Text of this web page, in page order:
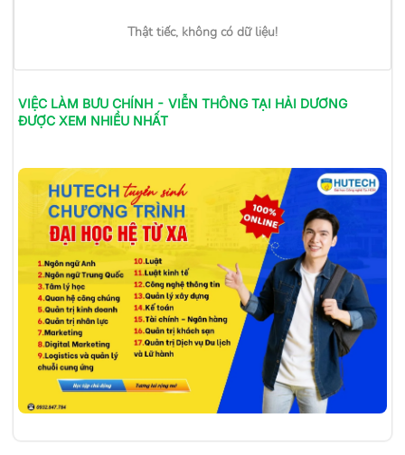
Thật tiếc, không có dữ liệu!
VIỆC LÀM BƯU CHÍNH - VIỄN THÔNGTẠI HẢI DƯƠNG
ĐƯỢC XEM NHIỀU NHẤT